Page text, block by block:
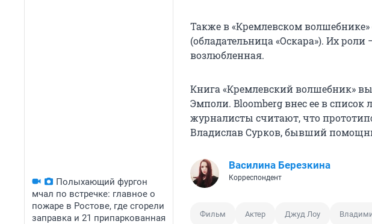
Полыхающий фургон
мчал по встречке: главное о
пожаре в Ростове, где сгорели
заправка и 21 припаркованная
Также в «Кремлевском
(обладательница «Оскара»). Их
возлюбленная.
Книга «Кремлевский волшебник»
Эмполи. Bloomberg внес ее в
журналисты считают, что
Владислав Сурков, бывший
Василина Березкина
Корреспондент
Фильм Актер Джуд Лоу